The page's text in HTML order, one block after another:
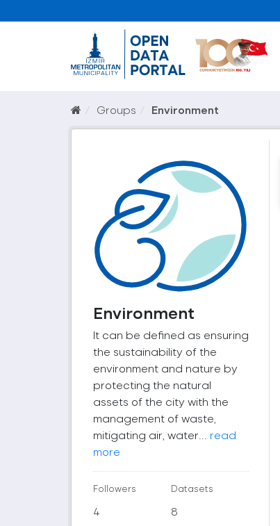
Groups Environment
Environment
It can be defined as ensuring
the sustainability of the
environment and nature by
protecting the natural
assets of the city with the
management of waste,
mitigating air, water... read
more
Followers
4
Datasets
8